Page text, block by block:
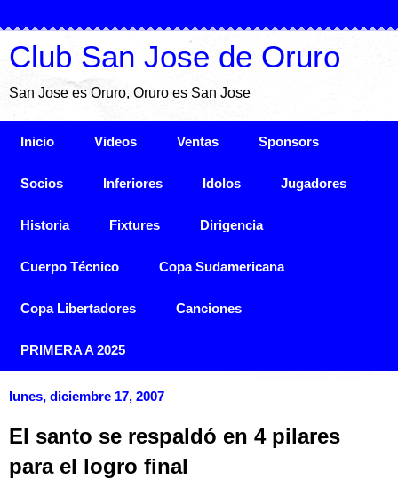
Club San Jose de Oruro
San Jose es Oruro, Oruro es San Jose
Inicio Videos Ventas Sponsors
Socios Inferiores Idolos Jugadores
Historia Fixtures Dirigencia
Cuerpo Técnico Copa Sudamericana
Copa Libertadores Canciones
PRIMERA A 2025
lunes, diciembre 17, 2007
El santo se respaldó en 4 pilares
para el logro final